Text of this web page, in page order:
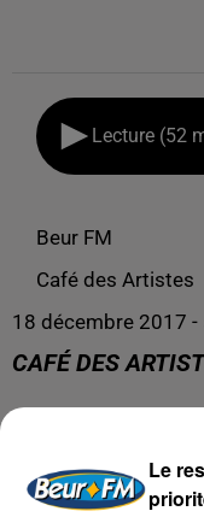
Lecture (52
Beur FM
Café des Artistes
18 décembre 2017
CAFÉ DES
Café des Artistes
Le